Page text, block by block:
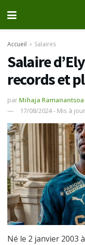
Accueil Salaires
Salaire
records et
par Mihaja Ramanantsoa
17/08/2024 - Mis à
Né le 2 janvier 2003